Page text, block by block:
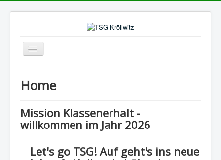
Navigation
an/aus
Mission Klassenerhalt - willkommen im Jahr 2026
Home
Mission Klassenerhalt -
willkommen im Jahr 2026
Let's go TSG! Auf geht's ins neue